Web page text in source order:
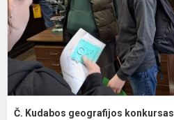
Č. Kudabos geografijos konkursas